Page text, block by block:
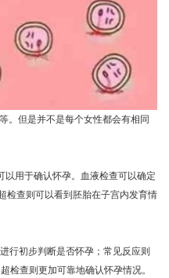
。但是并不是每个女性都会有相同
用于确认怀孕。血液检查可以确定
检查则可以看到胚胎在子宫内发育情
行初步判断是否怀孕；常见反应则
检查则更加可靠地确认怀孕情况。